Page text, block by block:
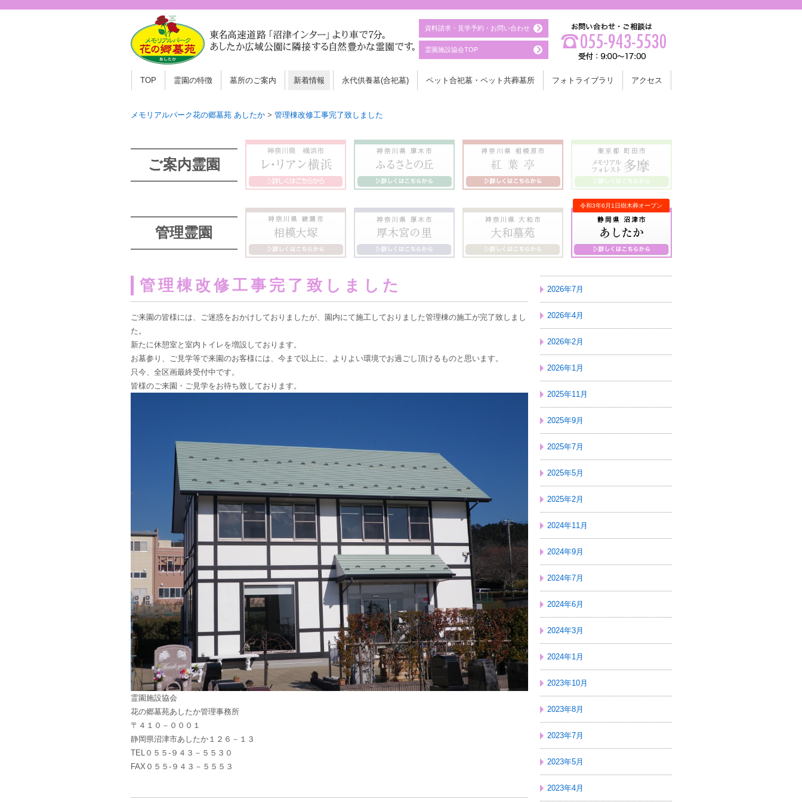
資料請求・見学予約・お問い合わせ
霊園施設協会TOP
TOP 霊園の特徴 墓所のご案内 新着情報 永代供養墓(合祀墓) ペット合祀墓・ペット共葬墓所 フォトライブラリ アクセス
メモリアルパーク花の郷墓苑 あしたか> 管理棟改修工事完了致しました
ご案内霊園
管理霊園
管理棟改修工事完了致しました
ご来園の皆様には、ご迷惑をおかけしておりましたが、園内にて施工しておりました管理棟の施工が完了致しまし
た。
新たに休憩室と室内トイレを増設しております。
お墓参り、ご見学等で来園のお客様には、今まで以上に、よりよい環境でお過ごし頂けるものと思います。
只今、全区画最終受付中です。
皆様のご来園・ご見学をお待ち致しております。
霊園施設協会
花の郷墓苑あしたか管理事務所
〒４１０－０００１
静岡県沼津市あしたか１２６－１３
TEL０５５-９４３－５５３０
FAX０５５-９４３－５５５３
2026年7月
2026年4月
2026年2月
2026年1月
2025年11月
2025年9月
2025年7月
2025年5月
2025年2月
2024年11月
2024年9月
2024年7月
2024年6月
2024年3月
2024年1月
2023年10月
2023年8月
2023年7月
2023年5月
2023年4月